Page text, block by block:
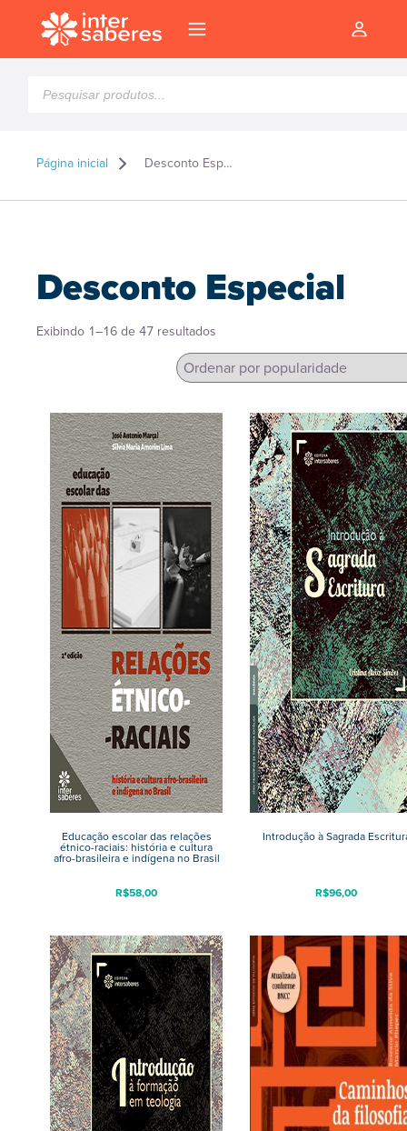
produtos
Página inicial Desconto Especial
Desconto Especial
Exibindo 1–16 de 47 resultados
popularidade
Educação escolar das relações
étnico-raciais: história e cultura
afro-brasileira e indígena no Brasil
R$58,00
Introdução à Sagrada
R$96,00